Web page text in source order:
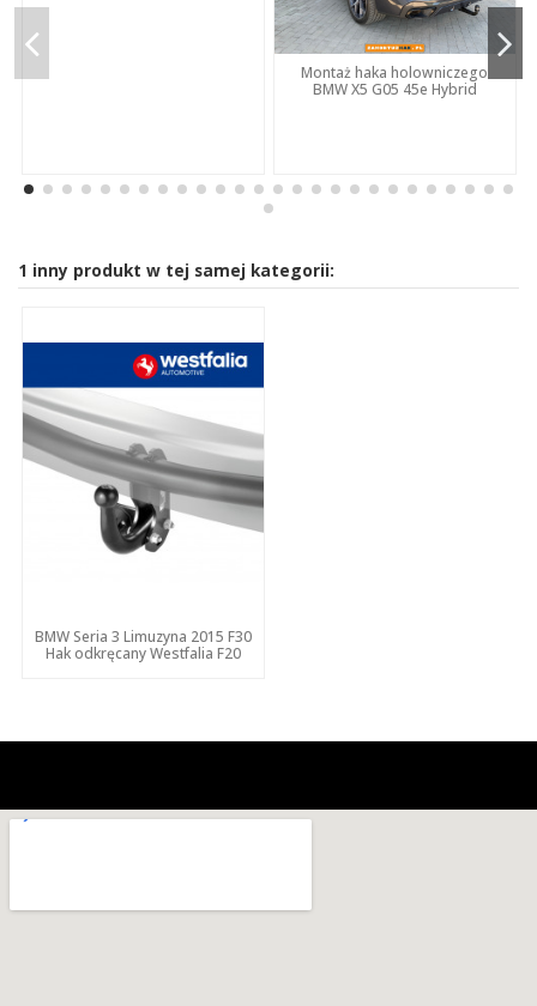
Montaż haka holowniczego
BMW X5 G05 45e Hybrid
1 inny produkt w tej samej kategorii:
BMW Seria 3 Limuzyna 2015 F30
Hak odkręcany Westfalia F20